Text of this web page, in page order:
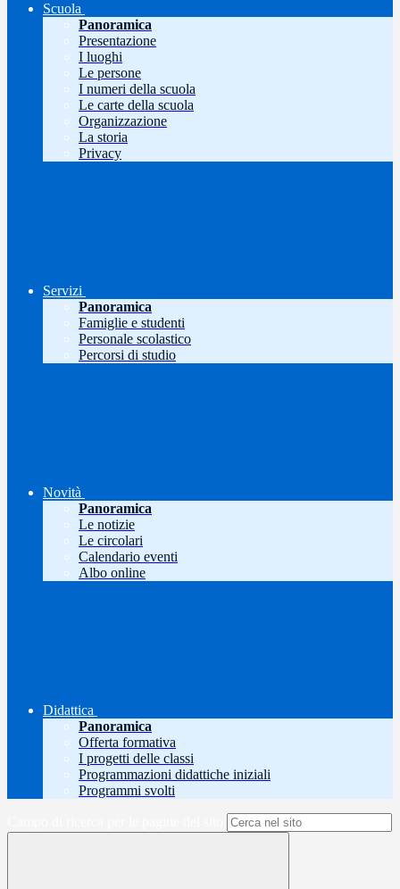
Scuola
Panoramica
Presentazione
I luoghi
Le persone
I numeri della scuola
Le carte della scuola
Organizzazione
La storia
Privacy
Servizi
Panoramica
Famiglie e studenti
Personale scolastico
Percorsi di studio
Novità
Panoramica
Le notizie
Le circolari
Calendario eventi
Albo online
Didattica
Panoramica
Offerta formativa
I progetti delle classi
Programmazioni didattiche iniziali
Programmi svolti